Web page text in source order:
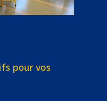
pour vos